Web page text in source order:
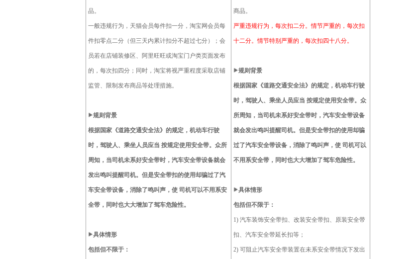
品。
一般违规行为，天猫会员每件扣一分，淘宝网会员每
件扣零点二分（但三天内累计扣分不超过七分）；会
员若在店铺装修区、阿里旺旺或淘宝门户类页面发布
的，每次扣四分；同时，淘宝将视严重程度采取店铺
监管、限制发布商品等处理措施。
规则背景
根据国家《道路交通安全法》的规定，机动车行驶
时，驾驶人、乘坐人员应当 按规定使用安全带。众所
周知，当司机未系好安全带时，汽车安全带设备就会
发出鸣叫提醒司机。但是安全带扣的使用却骗过了汽
车安全带设备，消除了鸣叫声，使 司机可以不用系安
全带，同时也大大增加了驾车危险性。
具体情形
包括但不限于：
商品。
严重违规行为，每次扣二分。情节严重的，每次扣
十二分。情节特别严重的，每次扣四十八分。
规则背景
根据国家《道路交通安全法》的规定，机动车行驶
时，驾驶人、乘坐人员应当 按规定使用安全带。众
所周知，当司机未系好安全带时，汽车安全带设备
就会发出鸣叫提醒司机。但是安全带扣的使用却骗
过了汽车安全带设备，消除了鸣叫声，使 司机可以
不用系安全带，同时也大大增加了驾车危险性。
具体情形
包括但不限于：
1) 汽车装饰安全带扣、改装安全带扣、原装安全带
扣、汽车安全带延长扣等；
2) 可阻止汽车安全带装置在未系安全带情况下发出